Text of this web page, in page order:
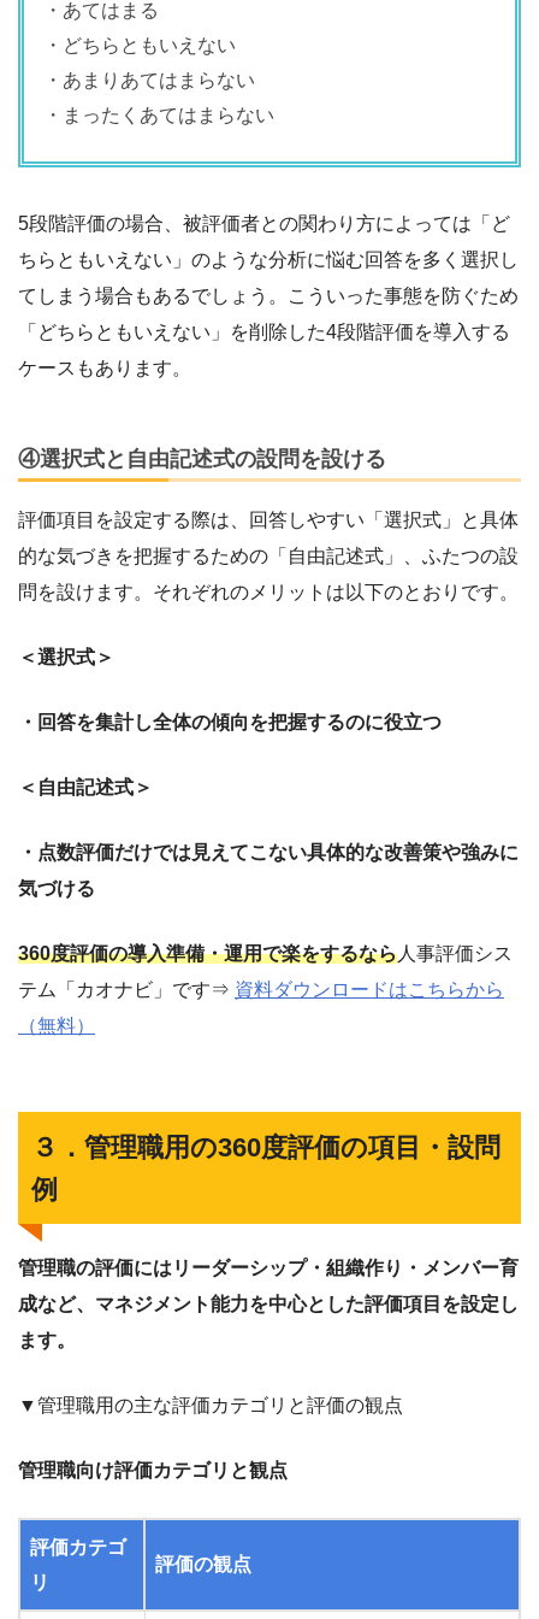
・あてはまる
・どちらともいえない
・あまりあてはまらない
・まったくあてはまらない
5段階評価の場合、被評価者との関わり方によっては「ど
ちらともいえない」のような分析に悩む回答を多く選択し
てしまう場合もあるでしょう。こういった事態を防ぐため
「どちらともいえない」を削除した4段階評価を導入する
ケースもあります。
④選択式と自由記述式の設問を設ける
評価項目を設定する際は、回答しやすい「選択式」と具体
的な気づきを把握するための「自由記述式」、ふたつの設
問を設けます。それぞれのメリットは以下のとおりです。
＜選択式＞
・回答を集計し全体の傾向を把握するのに役立つ
＜自由記述式＞
・点数評価だけでは見えてこない具体的な改善策や強みに
気づける
360度評価の導入準備・運用で楽をするなら人事評価シス
テム「カオナビ」です⇒ 資料ダウンロードはこちらから
（無料）
３．管理職用の360度評価の項目・設問
例
管理職の評価にはリーダーシップ・組織作り・メンバー育
成など、マネジメント能力を中心とした評価項目を設定し
ます。
▼管理職用の主な評価カテゴリと評価の観点
管理職向け評価カテゴリと観点
評価カテゴ
リ
評価の観点